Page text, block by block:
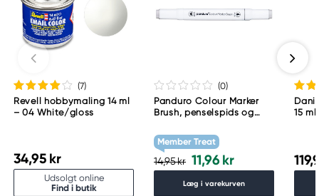
(7)
Revell hobbymaling 14 ml
– 04 White/gloss
34,95 kr
Udsolgt online
Find i butik
(0)
Panduro Colour Marker
Brush, penselspids og
grey 1 WG1
Member Treat
14,95 kr 11,96 kr
Læg i varekurven
15